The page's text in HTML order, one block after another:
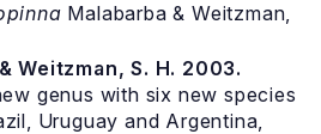
Malabarba & Weitzman,
Weitzman, S. H. 2003.
genus with six new species
Uruguay and Argentina,